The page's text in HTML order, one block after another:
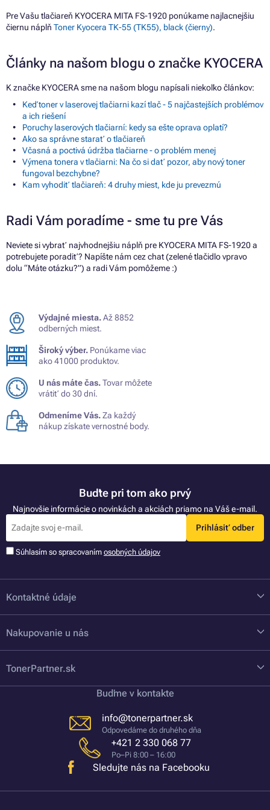
Pre Vašu tlačiareň KYOCERA MITA FS-1920 ponúkame najlacnejšiu
čiernu náplň Toner Kyocera TK-55 (TK55), black (čierny).
Články na našom blogu o značke KYOCERA
K značke KYOCERA sme na našom blogu napísali niekoľko článkov:
Keď toner v laserovej tlačiarni kazí tlač - 5 najčastejších problémov
a ich riešení
Poruchy laserových tlačiarní: kedy sa ešte oprava oplatí?
Ako sa správne starať o tlačiareň
Včasná a poctivá údržba tlačiarne - o problém menej
Výmena tonera v tlačiarni: Na čo si dať pozor, aby nový toner
fungoval bezchybne?
Kam vyhodiť tlačiareň: 4 druhy miest, kde ju prevezmú
Radi Vám poradíme - sme tu pre Vás
Neviete si vybrať najvhodnejšiu náplň pre KYOCERA MITA FS-1920 a
potrebujete poradiť? Napíšte nám cez chat (zelené tlačidlo vpravo
dolu “Máte otázku?”) a radi Vám pomôžeme :)
Výdajné miesta.Až 8852
odberných miest.
Široký výber. Ponúkame viac
ako 41000 produktov.
U nás máte čas.Tovar môžete
vrátiť do 30 dní.
Odmeníme Vás.Za každý
nákup získate vernostné body.
Buďte pri tom ako prvý
Najnovšie informácie o novinkách a akciách priamo na Váš e-mail.
Prihlásiť odber
Súhlasím so spracovaním osobných údajov
Kontaktné údaje
Nakupovanie u nás
TonerPartner.sk
Buďme v kontakte
info@tonerpartner.sk
Odpovedáme do druhého dňa
+421 2 330 068 77
Po–Pi 8:00 – 16:00
Sledujte nás na Facebooku